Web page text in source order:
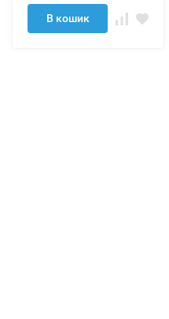
В кошик